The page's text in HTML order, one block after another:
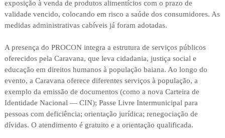
exposição à venda de produtos alimentícios com o prazo de
validade vencido, colocando em risco a saúde dos consumidores. As
medidas administrativas cabíveis já foram adotadas.
A presença do PROCON integra a estrutura de serviços públicos
oferecidos pela Caravana, que leva cidadania, justiça social e
educação em direitos humanos à população baiana. Ao longo do
evento, a Caravana oferece diferentes serviços à população, a
exemplo da emissão de documentos (como a nova Carteira de
Identidade Nacional — CIN); Passe Livre Intermunicipal para
pessoas com deficiência; orientação jurídica; renegociação de
dívidas. O atendimento é gratuito e a orientação qualificada.